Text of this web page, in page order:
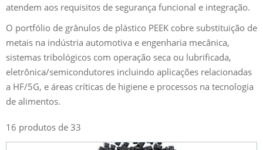
atendem aos requisitos de segurança funcional e integração.
O portfólio de grânulos de plástico PEEK cobre substituição de
metais na indústria automotiva e engenharia mecânica,
sistemas tribológicos com operação seca ou lubrificada,
eletrônica/semicondutores incluindo aplicações relacionadas
a HF/5G, e áreas críticas de higiene e processos na tecnologia
de alimentos.
16 produtos de 33